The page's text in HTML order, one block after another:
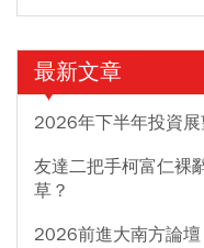
最新文章
2026年下半年投資
友達二把手柯富仁裸
草？
2026前進大南方論壇